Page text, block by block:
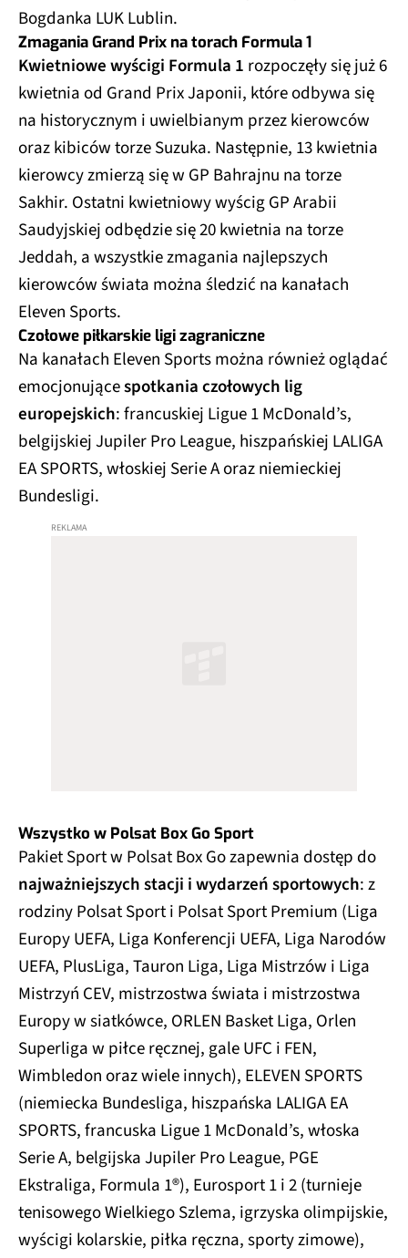
Bogdanka LUK Lublin.
Zmagania Grand Prix na torach Formula 1
Kwietniowe wyścigi Formula 1 rozpoczęły się już 6
kwietnia od Grand Prix Japonii, które odbywa się
na historycznym i uwielbianym przez kierowców
oraz kibiców torze Suzuka. Następnie, 13 kwietnia
kierowcy zmierzą się w GP Bahrajnu na torze
Sakhir. Ostatni kwietniowy wyścig GP Arabii
Saudyjskiej odbędzie się 20 kwietnia na torze
Jeddah, a wszystkie zmagania najlepszych
kierowców świata można śledzić na kanałach
Eleven Sports.
Czołowe piłkarskie ligi zagraniczne
Na kanałach Eleven Sports można również oglądać
emocjonującespotkania czołowych lig
europejskich: francuskiej Ligue 1 McDonald’s,
belgijskiej Jupiler Pro League, hiszpańskiej LALIGA
EA SPORTS, włoskiej Serie A oraz niemieckiej
Bundesligi.
Wszystko w Polsat Box Go Sport
Pakiet Sport w Polsat Box Go zapewnia dostęp do
najważniejszych stacji i wydarzeń sportowych: z
rodziny Polsat Sport i Polsat Sport Premium (Liga
Europy UEFA, Liga Konferencji UEFA, Liga Narodów
UEFA, PlusLiga, Tauron Liga, Liga Mistrzów i Liga
Mistrzyń CEV, mistrzostwa świata i mistrzostwa
Europy w siatkówce, ORLEN Basket Liga, Orlen
Superliga w piłce ręcznej, gale UFC i FEN,
Wimbledon oraz wiele innych), ELEVEN SPORTS
(niemiecka Bundesliga, hiszpańska LALIGA EA
SPORTS, francuska Ligue 1 McDonald’s, włoska
Serie A, belgijska Jupiler Pro League, PGE
Ekstraliga, Formula 1®), Eurosport 1 i 2 (turnieje
tenisowego Wielkiego Szlema, igrzyska olimpijskie,
wyścigi kolarskie, piłka ręczna, sporty zimowe),